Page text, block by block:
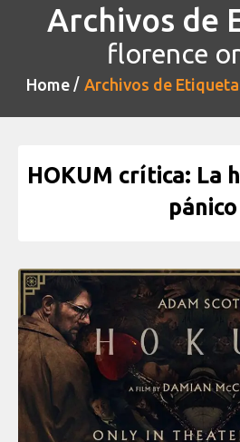
Archivos de
florence
Home Archivos de
HOKUM crítica: La
pánico